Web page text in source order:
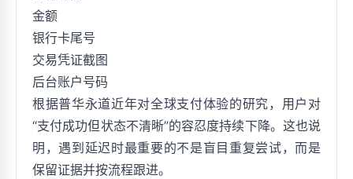
金额
银行卡尾号
交易凭证截图
后台账户号码
根据普华永道近年对全球支付体验的研究，用户对
“支付成功但状态不清晰”的容忍度持续下降。这也说
明，遇到延迟时最重要的不是盲目重复尝试，而是
保留证据并按流程跟进。